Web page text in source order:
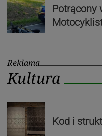
Potrącony
Reklama
Kultura
Kod i